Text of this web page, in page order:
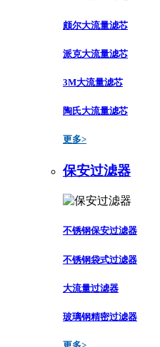
颇尔大流量滤芯
派克大流量滤芯
3M大流量滤芯
陶氏大流量滤芯
更多>
保安过滤器
不锈钢保安过滤器
不锈钢袋式过滤器
大流量过滤器
玻璃钢精密过滤器